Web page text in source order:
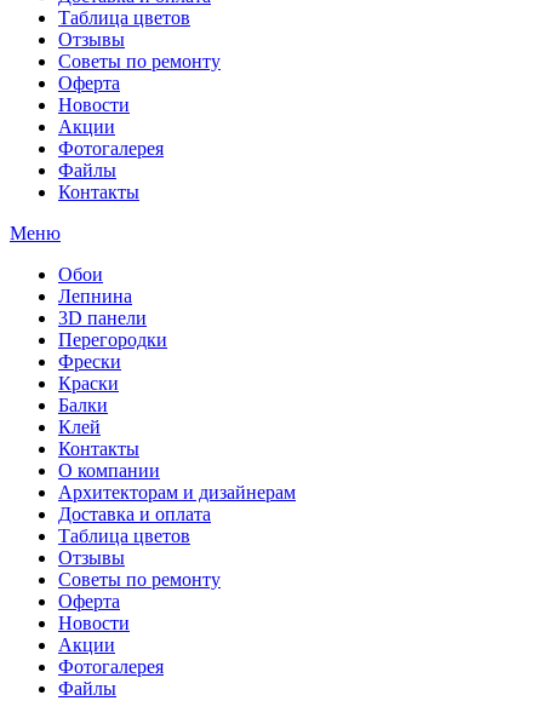
Таблица цветов
Отзывы
Советы по ремонту
Оферта
Новости
Акции
Фотогалерея
Файлы
Контакты
Меню
Обои
Лепнина
3D панели
Перегородки
Фрески
Краски
Балки
Клей
Контакты
О компании
Архитекторам и дизайнерам
Доставка и оплата
Таблица цветов
Отзывы
Советы по ремонту
Оферта
Новости
Акции
Фотогалерея
Файлы